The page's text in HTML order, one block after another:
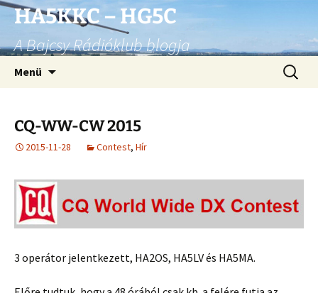
Ugrás
tartalomhoz
HA5KKC – HG5C
A Bajcsy Rádióklub blogja
Menü
CQ-WW-CW 2015
2015-11-28 Contest, Hír
3 operátor jelentkezett, HA2OS, HA5LV és HA5MA.